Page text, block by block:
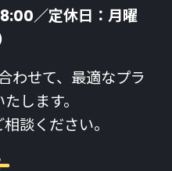
／定休日：月曜
わせて、最適なプラ
します。
談ください。